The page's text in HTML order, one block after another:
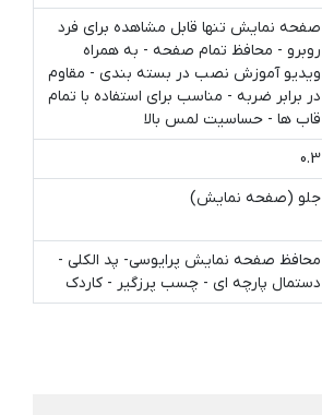
صفحه نمایش تنها قابل مشاهده برای فرد
روبرو - محافظ تمام صفحه - به همراه
ویدیو آموزش نصب در بسته بندی - مقاوم
در برابر ضربه - مناسب برای استفاده با تمام
قاب ها - حساسیت لمس بالا
0.3
جلو (صفحه نمایش)
محافظ صفحه نمایش پرایوسی- پد الکلی -
دستمال پارچه ای - چسب پرزگیر - کاردک